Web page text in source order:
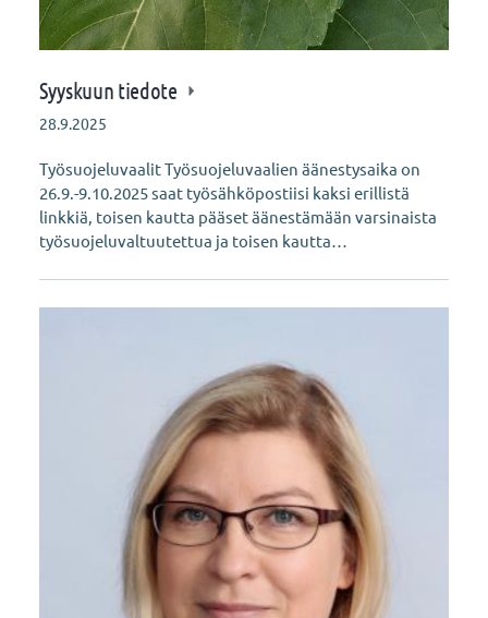
Syyskuun tiedote
28.9.2025
Työsuojeluvaalit Työsuojeluvaalien äänestysaika on
26.9.-9.10.2025 saat työsähköpostiisi kaksi erillistä
linkkiä, toisen kautta pääset äänestämään varsinaista
työsuojeluvaltuutettua ja toisen kautta…